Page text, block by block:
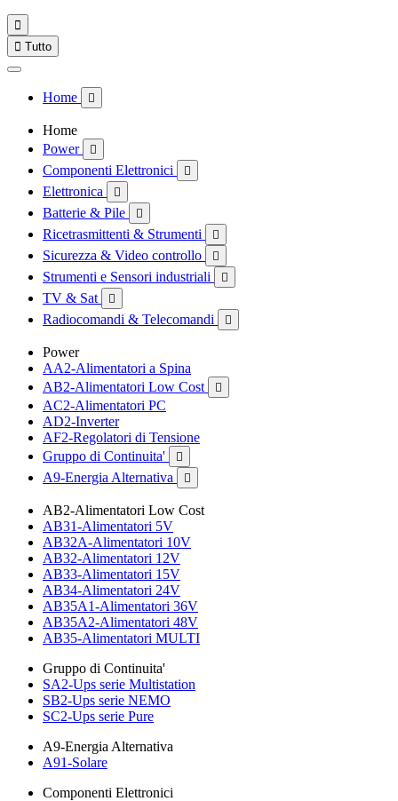

 Tutto
Home 
Home
Power

Componenti Elettronici 
Elettronica 
Batterie & Pile 
Ricetrasmittenti & Strumenti 
Sicurezza & Video controllo 
Strumenti e Sensori industriali 
TV & Sat 
Radiocomandi & Telecomandi 
Power
AA2-Alimentatori a Spina
AB2-Alimentatori Low Cost

AC2-Alimentatori PC
AD2-Inverter
AF2-Regolatori di Tensione
Gruppo di Continuita'

A9-Energia Alternativa 
AB2-Alimentatori Low Cost
AB31-Alimentatori 5V
AB32A-Alimentatori 10V
AB32-Alimentatori 12V
AB33-Alimentatori 15V
AB34-Alimentatori 24V
AB35A1-Alimentatori 36V
AB35A2-Alimentatori 48V
AB35-Alimentatori MULTI
Gruppo di Continuita'
SA2-Ups serie Multistation
SB2-Ups serie NEMO
SC2-Ups serie Pure
A9-Energia Alternativa
A91-Solare
Componenti Elettronici